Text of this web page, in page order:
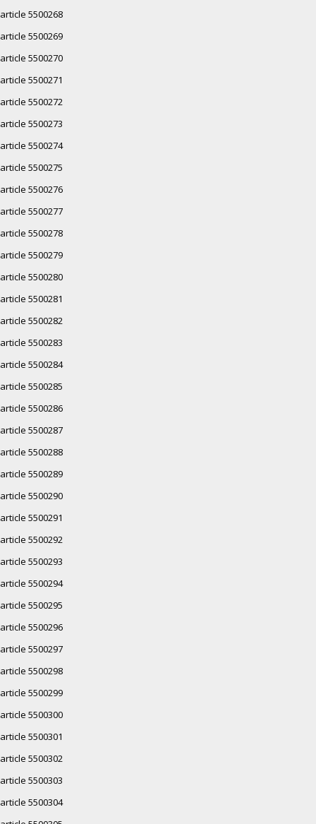
article 5500268
article 5500269
article 5500270
article 5500271
article 5500272
article 5500273
article 5500274
article 5500275
article 5500276
article 5500277
article 5500278
article 5500279
article 5500280
article 5500281
article 5500282
article 5500283
article 5500284
article 5500285
article 5500286
article 5500287
article 5500288
article 5500289
article 5500290
article 5500291
article 5500292
article 5500293
article 5500294
article 5500295
article 5500296
article 5500297
article 5500298
article 5500299
article 5500300
article 5500301
article 5500302
article 5500303
article 5500304